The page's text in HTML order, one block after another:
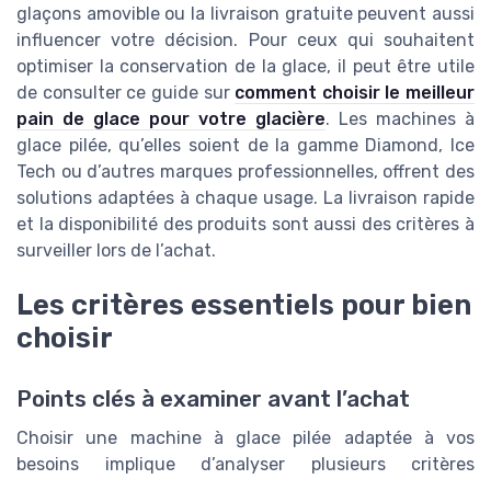
glaçons amovible ou la livraison gratuite peuvent aussi
influencer votre décision. Pour ceux qui souhaitent
optimiser la conservation de la glace, il peut être utile
de consulter ce guide sur comment choisir le meilleur
pain de glace pour votre glacière. Les machines à
glace pilée, qu’elles soient de la gamme Diamond, Ice
Tech ou d’autres marques professionnelles, offrent des
solutions adaptées à chaque usage. La livraison rapide
et la disponibilité des produits sont aussi des critères à
surveiller lors de l’achat.
Les critères essentiels pour bien
choisir
Points clés à examiner avant l’achat
Choisir une machine à glace pilée adaptée à vos
besoins implique d’analyser plusieurs critères